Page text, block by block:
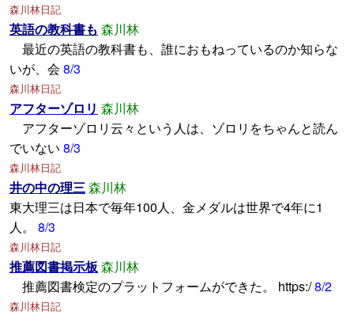
森川林日記
英語の教科書も 森川林
最近の英語の教科書も、誰におもねっているのか知らな
いが、会 8/3
森川林日記
アフターゾロリ 森川林
アフターゾロリ云々という人は、ゾロリをちゃんと読ん
でいない 8/3
森川林日記
井の中の理三森川林
東大理三は日本で毎年100人、金メダルは世界で4年に1
人。 8/3
森川林日記
推薦図書掲示板森川林
推薦図書検定のプラットフォームができた。 https:/8/2
森川林日記